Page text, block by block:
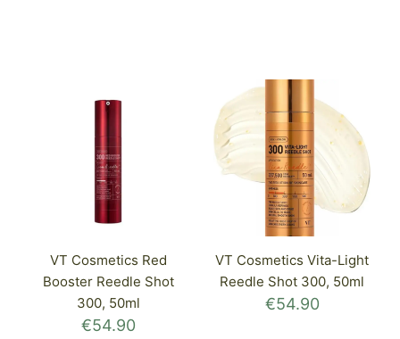
VT Cosmetics Red
Booster Reedle Shot
300, 50ml
€54.90
VT Cosmetics Vita-Light
Reedle Shot 300, 50ml
€54.90